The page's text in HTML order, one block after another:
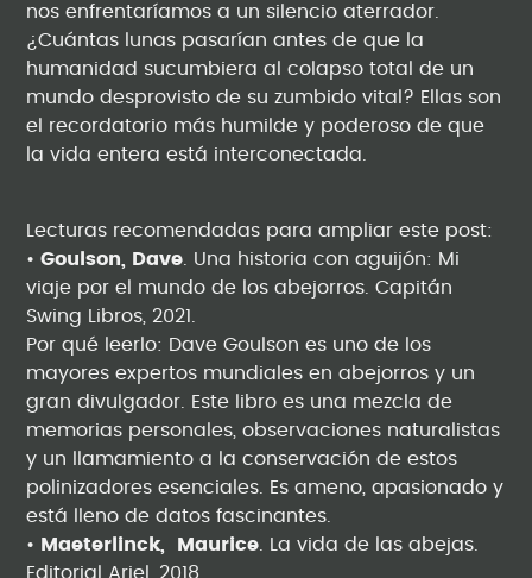
nos enfrentaríamos a un silencio aterrador.
¿Cuántas lunas pasarían antes de que la
humanidad sucumbiera al colapso total de un
mundo desprovisto de su zumbido vital? Ellas son
el recordatorio más humilde y poderoso de que
la vida entera está interconectada.
Lecturas recomendadas para ampliar este post:
•Goulson, Dave . Una historia con aguijón: Mi
viaje por el mundo de los abejorros. Capitán
Swing Libros, 2021.
Por qué leerlo: Dave Goulson es uno de los
mayores expertos mundiales en abejorros y un
gran divulgador. Este libro es una mezcla de
memorias personales, observaciones naturalistas
y un llamamiento a la conservación de estos
polinizadores esenciales. Es ameno, apasionado y
está lleno de datos fascinantes.
•
Maeterlinck, Maurice . La vida de las abejas.
Editorial Ariel, 2018